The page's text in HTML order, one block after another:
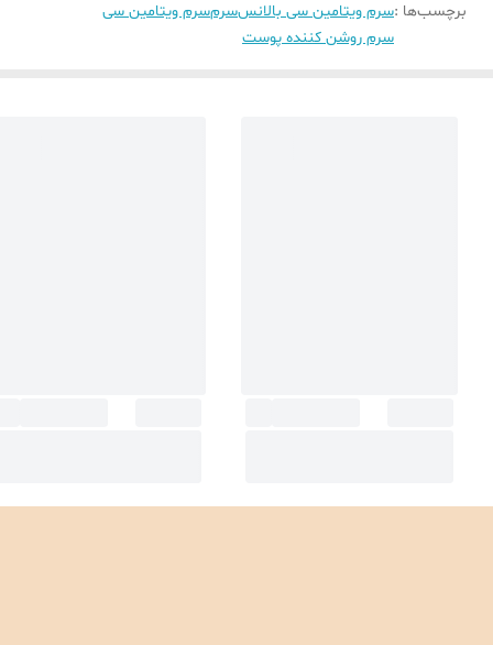
برچسب‌ها :سرم ویتامین سی بالانسسرمسرم ویتامین سی
سرم روشن کننده پوست